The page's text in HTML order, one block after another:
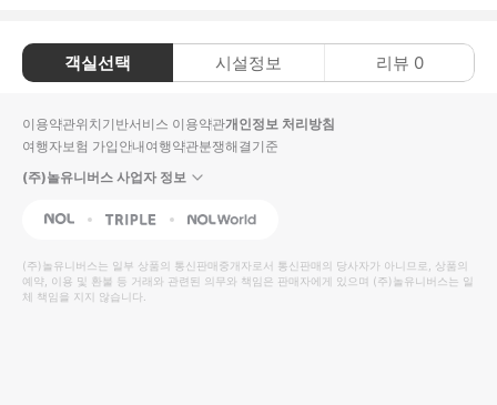
객실선택 시설정보 리뷰 0
이용약관위치기반서비스 이용약관개인정보 처리방침
여행자보험 가입안내여행약관분쟁해결기준
(주)놀유니버스 사업자 정보
NOL Triple Interpark Global
(주)놀유니버스는 일부 상품의 통신판매중개자로서 통신판매의 당사자가 아니므로, 상품의
예약, 이용 및 환불 등 거래와 관련된 의무와 책임은 판매자에게 있으며 (주)놀유니버스는 일
체 책임을 지지 않습니다.